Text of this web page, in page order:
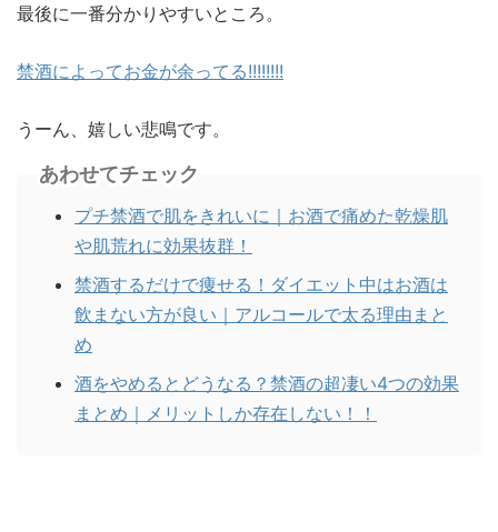
最後に一番分かりやすいところ。
禁酒によってお金が余ってる!!!!!!!!
うーん、嬉しい悲鳴です。
あわせてチェック
プチ禁酒で肌をきれいに｜お酒で痛めた乾燥肌
や肌荒れに効果抜群！
禁酒するだけで痩せる！ダイエット中はお酒は
飲まない方が良い｜アルコールで太る理由まと
め
酒をやめるとどうなる？禁酒の超凄い4つの効果
まとめ｜メリットしか存在しない！！